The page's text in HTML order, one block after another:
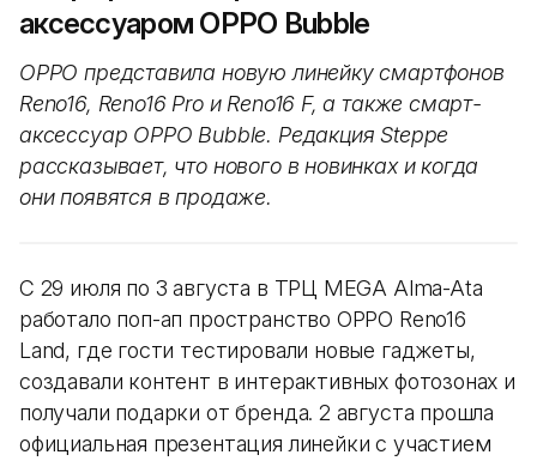
аксессуаром OPPO Bubble
OPPO представила новую линейку смартфонов
Reno16, Reno16 Pro и Reno16 F, а также смарт-
аксессуар OPPO Bubble. Редакция Steppe
рассказывает, что нового в новинках и когда
они появятся в продаже.
С 29 июля по 3 августа в ТРЦ MEGA Alma-Ata
работало поп-ап пространство OPPO Reno16
Land, где гости тестировали новые гаджеты,
создавали контент в интерактивных фотозонах и
получали подарки от бренда. 2 августа прошла
официальная презентация линейки с участием